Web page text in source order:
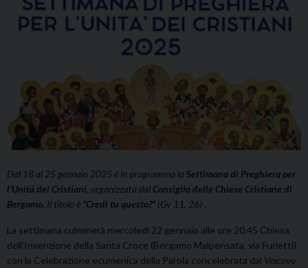
Dal 18 al 25 gennaio 2025 è in programma la Settimana di Preghiera per
l’Unità dei Cristiani, organizzata dal Consiglio delle Chiese Cristiane di
Bergamo. Il titolo è “Credi tu questo?” (Gv 11, 26) .
La settimana culminerà mercoledì 22 gennaio alle ore 20.45 Chiesa
dell’Invenzione della Santa Croce (Bergamo Malpensata, via Furietti)
con la Celebrazione ecumenica della Parola concelebrata dal Vescovo